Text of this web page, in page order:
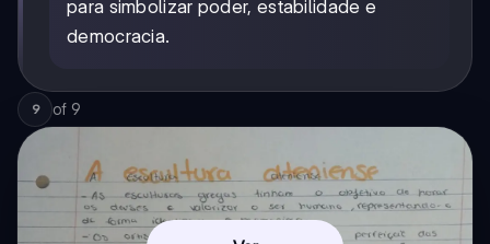
para simbolizar poder, estabilidade e
democracia.
9 of 9